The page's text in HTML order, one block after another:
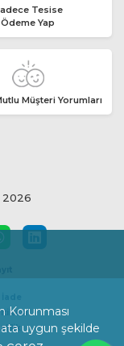
Korunması
uygun şekilde
Tesise
Ödeme Yap
Müşteri Yorumları
2026